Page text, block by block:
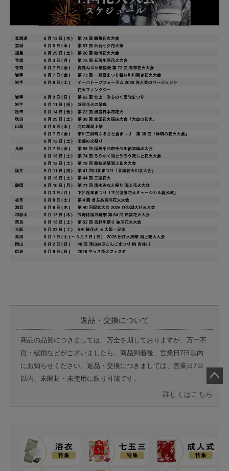
返品・交換について
商品の品質につきましては、万全を期しておりますが、万一不
良・破損などがございましたら、商品到着後、営業日7日以内
にお知らせください。返品・交換につきましては、営業日7日
以内、未開封・未使用に限り可能です。
詳しくはこちら
ジト